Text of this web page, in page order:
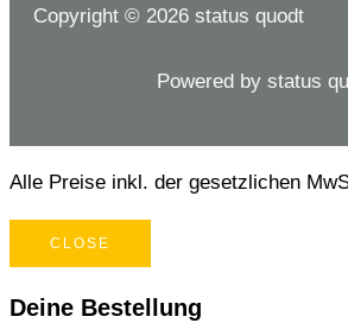
Copyright © 2026 status quodt
Powered by status
Alle Preise inkl. der gesetzlichen
CLOSE
Deine Bestellung